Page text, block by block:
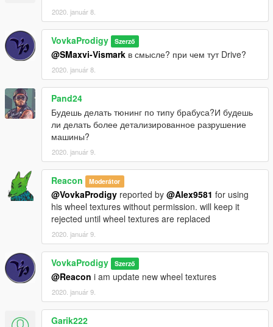
2020. január 8.
VovkaProdigy Szerző
@SMaxvi-Vismark в смысле? при чем тут Drive?
2020. január 8.
Pand24
Будешь делать тюнинг по типу брабуса?И будешь
ли делать более детализированное разрушение
машины?
2020. január 9.
Reacon Moderátor
@VovkaProdigy reported by @Alex9581 for using
his wheel textures without permission. will keep it
rejected until wheel textures are replaced
2020. január 9.
VovkaProdigy Szerző
@Reacon i am update new wheel textures
2020. január 9.
Garik222